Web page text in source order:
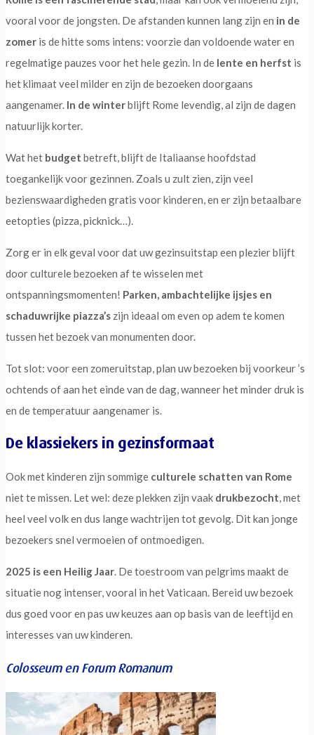
vooral voor de jongsten. De afstanden kunnen lang zijn en in de
zomer is de hitte soms intens: voorzie dan voldoende water en
regelmatige pauzes voor het hele gezin. In de lente en herfst is
het klimaat veel milder en zijn de bezoeken doorgaans
aangenamer. In de winterblijft Rome levendig, al zijn de dagen
natuurlijk korter.
Wat het budget betreft, blijft de Italiaanse hoofdstad
toegankelijk voor gezinnen. Zoals u zult zien, zijn veel
bezienswaardigheden gratis voor kinderen, en er zijn betaalbare
eetopties (pizza, picknick…).
Zorg er in elk geval voor dat uw gezinsuitstap een plezier blijft
door culturele bezoeken af te wisselen met
ontspanningsmomenten! Parken, ambachtelijke ijsjes en
schaduwrijke piazza’s zijn ideaal om even op adem te komen
tussen het bezoek van monumenten door.
Tot slot: voor een zomeruitstap, plan uw bezoeken bij voorkeur ’s
ochtends of aan het einde van de dag, wanneer het minder druk is
en de temperatuur aangenamer is.
De klassiekers in gezinsformaat
Ook met kinderen zijn sommige culturele schatten van Rome
niet te missen. Let wel: deze plekken zijn vaak drukbezocht, met
heel veel volk en dus lange wachtrijen tot gevolg. Dit kan jonge
bezoekers snel vermoeien of ontmoedigen.
2025 is een Heilig Jaar. De toestroom van pelgrims maakt de
situatie nog intenser, vooral in het Vaticaan. Bereid uw bezoek
dus goed voor en pas uw keuzes aan op basis van de leeftijd en
interesses van uw kinderen.
Colosseum en Forum Romanum